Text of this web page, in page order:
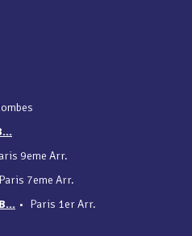
9eme Arr.
Paris 7eme Arr.
• Paris 1er Arr.